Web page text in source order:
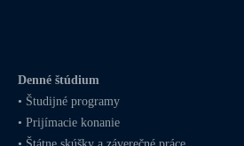
Denné štúdium
• Študijné programy
•Prijímacie konanie